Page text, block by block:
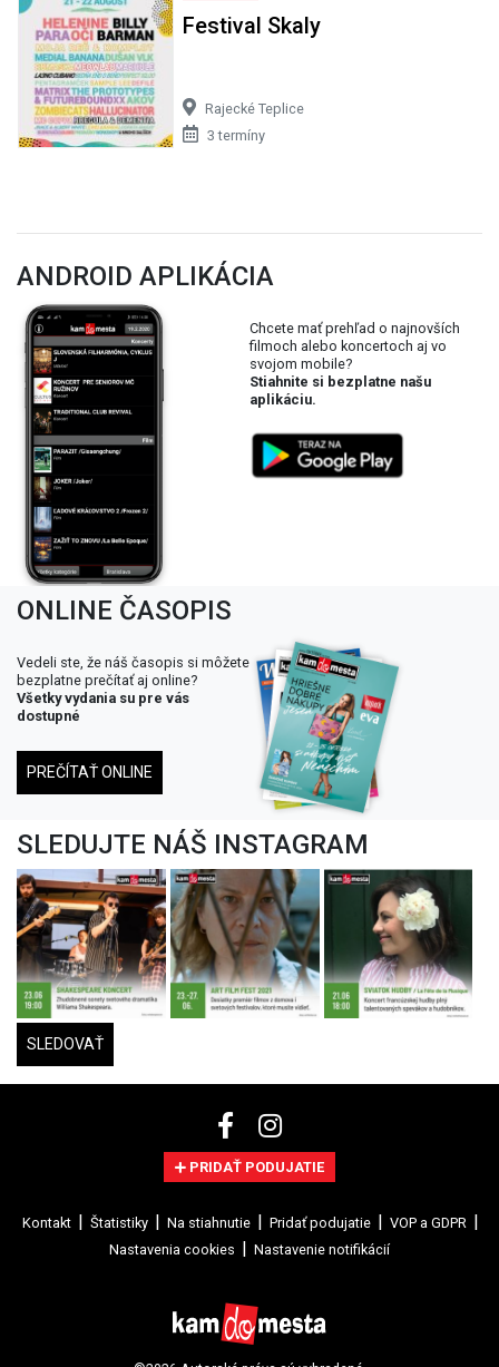
Festival Skaly
Rajecké Teplice
3 termíny
ANDROID APLIKÁCIA
Chcete mať prehľad o najnovších
filmoch alebo koncertoch aj vo
svojom mobile?
Stiahnite si bezplatne našu
aplikáciu.
ONLINE ČASOPIS
Vedeli ste, že náš časopis si môžete
bezplatne prečítať aj online?
Všetky vydania su pre vás
dostupné
PREČÍTAŤ ONLINE
SLEDUJTE NÁŠ INSTAGRAM
SLEDOVAŤ
PRIDAŤ PODUJATIE
Kontakt Štatistiky Na stiahnutie Pridať podujatie
VOP a GDPR
Nastavenia cookies
Nastavenie notifikácií